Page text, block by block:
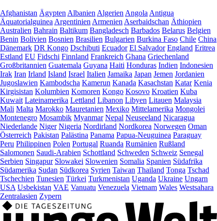
Afghanistan Ägypten Albanien Algerien Angola Antigua
Äquatorialguinea Argentinien Armenien Aserbaidschan Äthiopien
Australien Bahrain Baltikum Bangladesch Barbados Belarus Belgien
Benin Bolivien Bosnien Brasilien Bulgarien Burkina Faso Chile China
Dänemark DR Kongo Dschibuti Ecuador El Salvador England Eritrea
Estland EU Fidschi Finnland Frankreich Ghana Griechenland
Großbritannien Guatemala Guyana Haiti Honduras Indien Indonesien
Irak Iran Irland Island Israel Italien Jamaika Japan Jemen Jordanien
Jugoslawien Kambodscha Kamerun Kanada Kasachstan Katar Kenia
Kirgisistan Kolumbien Komoren Kongo Kosovo Kroatien Kuba
Kuwait Lateinamerika Lettland Libanon Libyen Litauen Malaysia
Mali Malta Marokko Mauretanien Mexiko Mittelamerika Mongolei
Montenegro Mosambik Myanmar Nepal Neuseeland Nicaragua
Niederlande Niger Nigeria Nordirland Nordkorea Norwegen Oman
Österreich Pakistan Palästina Panama Papua-Neuguinea Paraguay
Peru Philippinen Polen Portugal Ruanda Rumänien Rußland
Salomonen Saudi-Arabien Schottland Schweden Schweiz Senegal
Serbien Singapur Slowakei Slowenien Somalia Spanien Südafrika
Südamerika Sudan Südkorea Syrien Taiwan Thailand Tonga Tschad
Tschechien Tunesien Türkei Turkmenistan Uganda Ukraine Ungarn
USA Usbekistan VAE Vanuatu Venezuela Vietnam Wales Westsahara
Zentralasien Zypern